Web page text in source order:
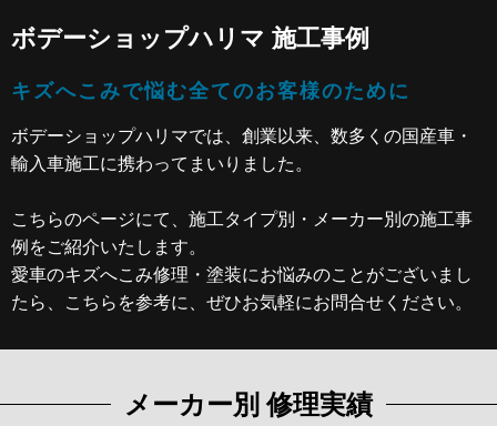
ボデーショップハリマ 施工事例
キズへこみで悩む全てのお客様のために
ボデーショップハリマでは、創業以来、数多くの国産車・
輸入車施工に携わってまいりました。
こちらのページにて、施工タイプ別・メーカー別の施工事
例をご紹介いたします。
愛車のキズへこみ修理・塗装にお悩みのことがございまし
たら、こちらを参考に、ぜひお気軽にお問合せください。
メーカー別 修理実績